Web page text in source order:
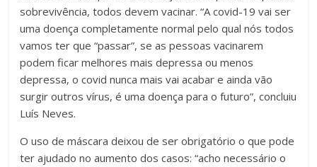
sobrevivência, todos devem vacinar. “A covid-19 vai ser
uma doença completamente normal pelo qual nós todos
vamos ter que “passar”, se as pessoas vacinarem
podem ficar melhores mais depressa ou menos
depressa, o covid nunca mais vai acabar e ainda vão
surgir outros vírus, é uma doença para o futuro”, concluiu
Luís Neves.
O uso de máscara deixou de ser obrigatório o que pode
ter ajudado no aumento dos casos: “acho necessário o